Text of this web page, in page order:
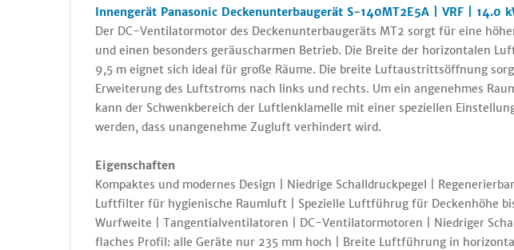
Innengerät Panasonic Deckenunterbaugerät S-140MT2E5A | VRF | 14.0
Der DC-Ventilatormotor des Deckenunterbaugeräts MT2 sorgt für eine
und einen besonders geräuscharmen Betrieb. Die Breite der horizontalen
9,5 m eignet sich ideal für große Räume. Die breite Luftaustrittsöffnung
Erweiterung des Luftstroms nach links und rechts. Um ein angenehmes
kann der Schwenkbereich der Luftlenklamelle mit einer speziellen
werden, dass unangenehme Zugluft verhindert wird.
Eigenschaften
Kompaktes und modernes Design | Niedrige Schalldruckpegel |
Luftfilter für hygienische Raumluft | Spezielle Luftführug für Deckenhöhe
Wurfweite | Tangentialventilatoren | DC-Ventilatormotoren | Niedriger
flaches Profil: alle Geräte nur 235 mm hoch | Breite Luftführung in